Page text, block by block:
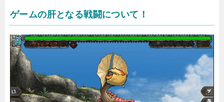
ゲームの肝となる戦闘について！